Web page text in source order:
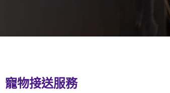
寵物接送服務